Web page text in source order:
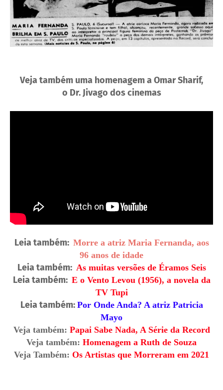
Veja também uma homenagem a Omar Sharif,
o Dr. Jivago dos cinemas
Leia também: Morre a atriz Maria Fernanda, aos
96 anos de idade
Leia também: As muitas versões de Éramos Seis
Leia também: E o Vento Levou (1956), a novela da
TV Tupi
Leia também: Por Onde Anda? A atriz Patricia
Mayo
Veja também: Papai Sabe Nada, A Série da Record
Veja também: Homenagem a Ruth de Souza
Veja Também: Os Artistas que Morreram em 2021